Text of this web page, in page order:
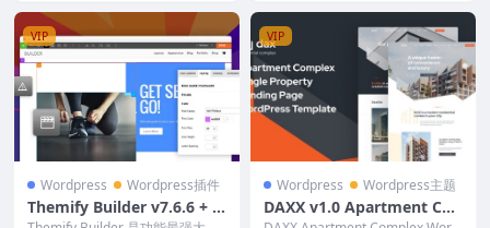
VIP
Wordpress Wordpress插件
Themify Builder v7.6.6 + P
VIP
Wordpress Wordpress主题
DAXX v1.0 Apartment Co